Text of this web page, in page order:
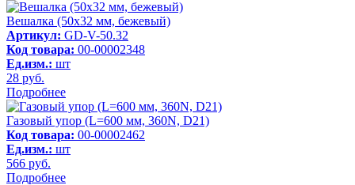
Вешалка (50х32 мм, бежевый)
Артикул: GD-V-50.32
Код товара: 00-00002348
Ед.изм.: шт
28 руб.
Подробнее
Газовый упор (L=600 мм, 360N, D21)
Код товара: 00-00002462
Ед.изм.: шт
566 руб.
Подробнее